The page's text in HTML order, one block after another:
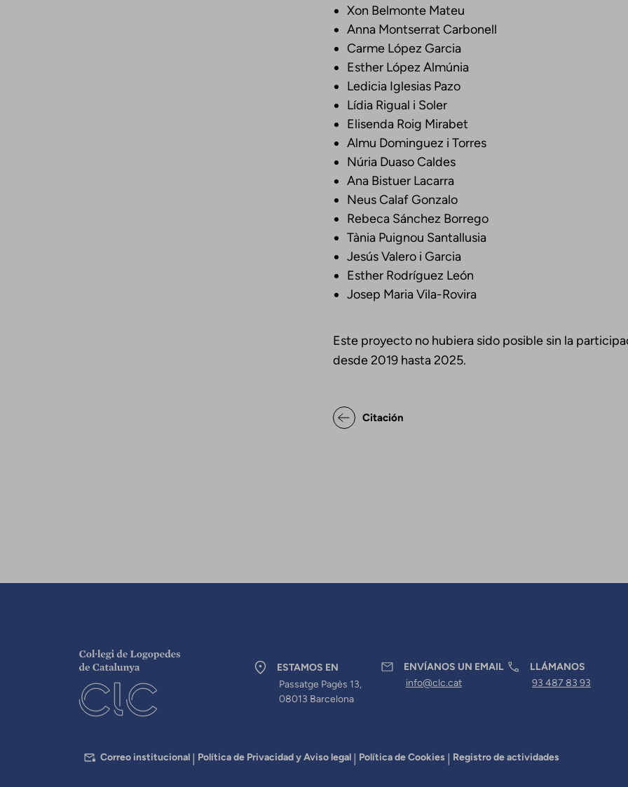
Xon Belmonte Mateu
Anna Montserrat Carbonell
Carme López Garcia
Esther López Almúnia
Ledicia Iglesias Pazo
Lídia Rigual i Soler
Elisenda Roig Mirabet
Almu Dominguez i Torres
Núria Duaso Caldes
Ana Bistuer Lacarra
Neus Calaf Gonzalo
Rebeca Sánchez Borrego
Tània Puignou Santallusia
Jesús Valero i Garcia
Esther Rodríguez León
Josep Maria Vila-Rovira
Este proyecto no hubiera sido posible sin la
desde 2019 hasta 2025.
Enlaces transversales de
Citación
ESTAMOS EN
Passatge Pagès 13,
08013 Barcelona
ENVÍANOS UN EMAIL
info@clc.cat
LLÁMANOS
93 487 83 93
PEUCorreo institucional Política de Privacidad y Aviso legal Política de Cookies Registro de actividades